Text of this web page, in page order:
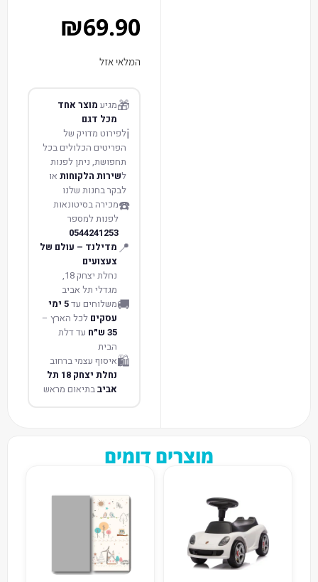
₪69.90
המלאי אזל
🎁מגיע מוצר אחד
מכל דגם
ℹ️לפירוט מדויק של
הפריטים הכלולים בכל
תחפושת, ניתן לפנות
לשירות הלקוחות או
לבקר בחנות שלנו
☎️מכירה בסיטונאות
לפנות למספר
0544241253
📍 מדילנד – עולם של
צעצועים
נחלת יצחק 18,
מגדלי תל אביב
🚚משלוחים עד 5 ימי
עסקים לכל הארץ –
35 ש״ח
עד דלת
הבית
🛍️איסוף עצמי ברחוב
נחלת יצחק 18 תל
אביבבתיאום מראש
מוצרים דומים